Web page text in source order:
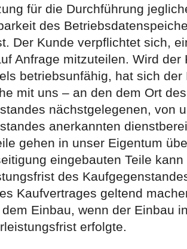
für die Durchführung
des
Der Kunde verpflichtet sich,
Anfrage mitzuteilen. Wird
betriebsunfähig, hat sich
mit uns – an den dem Ort
nächstgelegenen, von
anerkannten
gehen in unser Eigentum
eingebauten Teile
des
Kaufvertrages geltend
Einbau, wenn der Einbau
erfolgte.